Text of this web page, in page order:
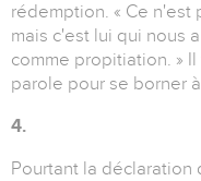
rédemption. « Ce n'est
mais c'est lui qui nous
comme propitiation. »
parole pour se borner
4.
Pourtant la